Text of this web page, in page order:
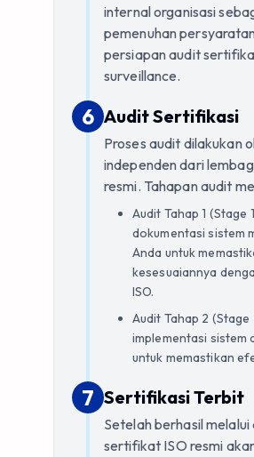
internal organisasi
pemenuhan
persiapan audit
surveillance.
6 6.
Audit Sertifikasi
Proses audit dilakukan
independen dari
resmi. Tahapan audit
Audit Tahap 1 (Stage
dokumentasi sistem
Anda untuk
kesesuaiannya
ISO.
Audit Tahap 2
implementasi sistem
untuk memastikan
7 7.
Sertifikasi Terbit
Setelah berhasil melalui
sertifikat ISO resmi